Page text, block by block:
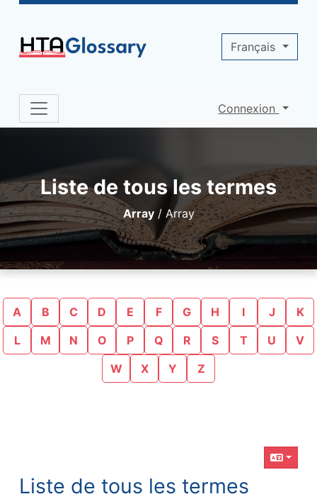
Liste de tous les termes
Array/ Array
A B C D E F G H I J
K
L
M N O P Q R S T U
V
W
X Y Z
Liste de tous les termes
Site identity, navigation, etc.
Connexion
Français